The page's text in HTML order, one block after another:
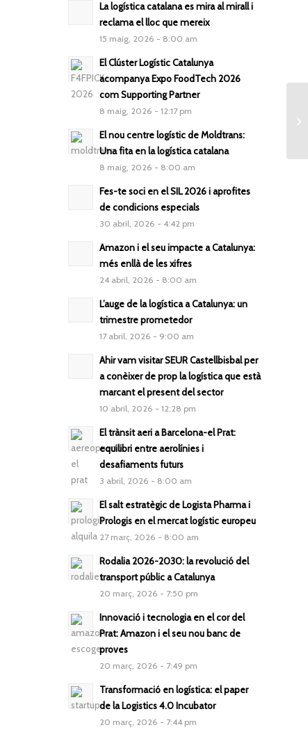
La logística catalana es mira al mirall i
reclama el lloc que mereix
15 maig, 2026 - 8:00 am
El Clúster Logístic Catalunya
acompanya Expo FoodTech 2026
com Supporting Partner
8 maig, 2026 - 12:17 pm
El nou centre logístic de Moldtrans:
Una fita en la logística catalana
8 maig, 2026 - 8:00 am
Fes-te soci en el SIL 2026 i aprofites
de condicions especials
30 abril, 2026 - 4:42 pm
Amazon i el seu impacte a Catalunya:
més enllà de les xifres
24 abril, 2026 - 8:00 am
L’auge de la logística a Catalunya: un
trimestre prometedor
17 abril, 2026 - 9:00 am
Ahir vam visitar SEUR Castellbisbal per
a conèixer de prop la logística que està
marcant el present del sector
10 abril, 2026 - 12:28 pm
El trànsit aeri a Barcelona-el Prat:
equilibri entre aerolínies i
desafiaments futurs
3 abril, 2026 - 8:00 am
El salt estratègic de Logista Pharma i
Prologis en el mercat logístic europeu
27 març, 2026 - 8:00 am
Rodalia 2026-2030: la revolució del
transport públic a Catalunya
20 març, 2026 - 7:50 pm
Innovació i tecnologia en el cor del
Prat: Amazon i el seu nou banc de
proves
20 març, 2026 - 7:49 pm
Transformació en logística: el paper
de la Logistics 4.0 Incubator
20 març, 2026 - 7:44 pm